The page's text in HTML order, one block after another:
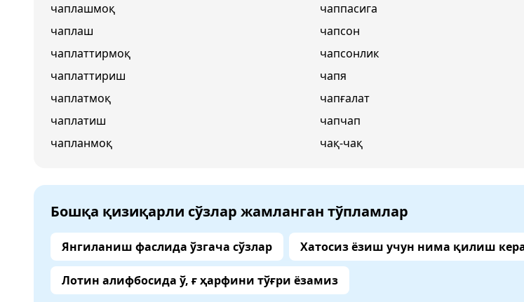
чаплашмоқ
чаплаш
чаплаттирмоқ
чаплаттириш
чаплатмоқ
чаплатиш
чапланмоқ
чаппасига
чапсон
чапсонлик
чапя
чапғалат
чапчап
чақ-чақ
Бошқа қизиқарли сўзлар жамланган тўпламлар
Янгиланиш фаслида ўзгача сўзлар Хатосиз ёзиш учун нима қилиш
Лотин алифбосида ў, ғ ҳарфини тўғри ёзамиз